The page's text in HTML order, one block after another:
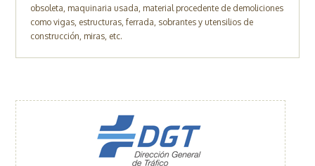
obsoleta, maquinaria usada, material procedente de demoliciones
como vigas, estructuras, ferrada, sobrantes y utensilios de
construcción, miras, etc.